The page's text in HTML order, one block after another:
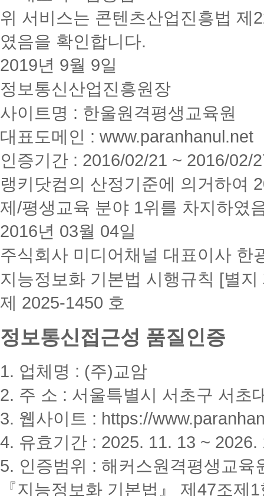
위 서비스는 콘텐츠산업진흥법 제
였음을 확인합니다.
2019년 9월 9일
정보통신산업진흥원장
사이트명 : 한울원격평생교육원
대표도메인 : www.paranhanul.net
인증기간 : 2016/02/21 ~ 2016/02/
랭키닷컴의 산정기준에 의거하여
제/평생교육 분야 1위를 차지하였
2016년 03월 04일
주식회사 미디어채널 대표이사 한
지능정보화 기본법 시행규칙 [별지
제 2025-1450 호
정보통신접근성 품질인증
1. 업체명 : (주)교암
2. 주 소 : 서울특별시 서초구 서초
3. 웹사이트 : https://
4. 유효기간 : 2025. 11. 13 ~ 2026.
5. 인증범위 : 해커스원격평생교육
『지능정보화 기본법』 제47조